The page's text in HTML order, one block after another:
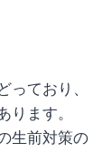
っており、
ります。
生前対策の